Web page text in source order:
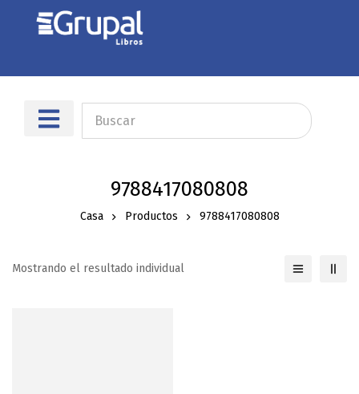
9788417080808
Casa Productos 9788417080808
Mostrando el resultado individual